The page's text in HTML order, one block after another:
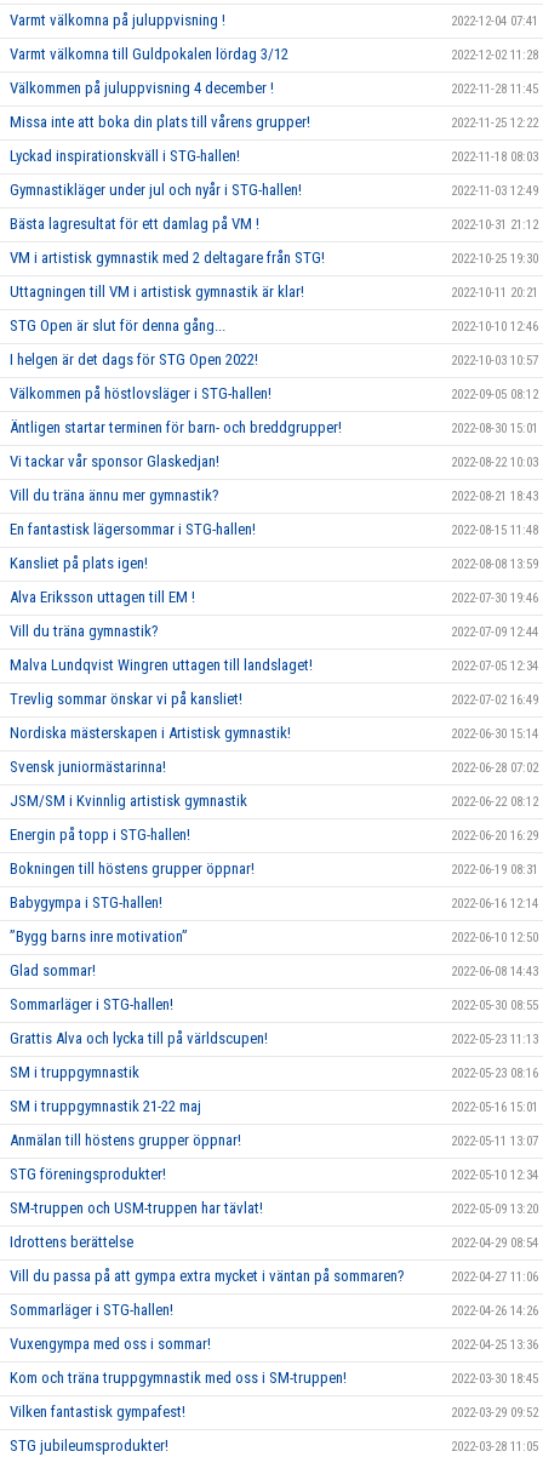
Varmt välkomna på juluppvisning ! 2022-12-04 07:41
Varmt välkomna till Guldpokalen lördag 3/12 2022-12-02 11:28
Välkommen på juluppvisning 4 december ! 2022-11-28 11:45
Missa inte att boka din plats till vårens grupper! 2022-11-25 12:22
Lyckad inspirationskväll i STG-hallen! 2022-11-18 08:03
Gymnastikläger under jul och nyår i STG-hallen! 2022-11-03 12:49
Bästa lagresultat för ett damlag på VM ! 2022-10-31 21:12
VM i artistisk gymnastik med 2 deltagare från STG! 2022-10-25 19:30
Uttagningen till VM i artistisk gymnastik är klar! 2022-10-11 20:21
STG Open är slut för denna gång... 2022-10-10 12:46
I helgen är det dags för STG Open 2022! 2022-10-03 10:57
Välkommen på höstlovsläger i STG-hallen! 2022-09-05 08:12
Äntligen startar terminen för barn- och breddgrupper! 2022-08-30 15:01
Vi tackar vår sponsor Glaskedjan! 2022-08-22 10:03
Vill du träna ännu mer gymnastik? 2022-08-21 18:43
En fantastisk lägersommar i STG-hallen! 2022-08-15 11:48
Kansliet på plats igen! 2022-08-08 13:59
Alva Eriksson uttagen till EM ! 2022-07-30 19:46
Vill du träna gymnastik? 2022-07-09 12:44
Malva Lundqvist Wingren uttagen till landslaget! 2022-07-05 12:34
Trevlig sommar önskar vi på kansliet! 2022-07-02 16:49
Nordiska mästerskapen i Artistisk gymnastik! 2022-06-30 15:14
Svensk juniormästarinna! 2022-06-28 07:02
JSM/SM i Kvinnlig artistisk gymnastik 2022-06-22 08:12
Energin på topp i STG-hallen! 2022-06-20 16:29
Bokningen till höstens grupper öppnar! 2022-06-19 08:31
Babygympa i STG-hallen! 2022-06-16 12:14
”Bygg barns inre motivation” 2022-06-10 12:50
Glad sommar! 2022-06-08 14:43
Sommarläger i STG-hallen! 2022-05-30 08:55
Grattis Alva och lycka till på världscupen! 2022-05-23 11:13
SM i truppgymnastik 2022-05-23 08:16
SM i truppgymnastik 21-22 maj 2022-05-16 15:01
Anmälan till höstens grupper öppnar! 2022-05-11 13:07
STG föreningsprodukter! 2022-05-10 12:34
SM-truppen och USM-truppen har tävlat! 2022-05-09 13:20
Idrottens berättelse 2022-04-29 08:54
Vill du passa på att gympa extra mycket i väntan på sommaren? 2022-04-27 11:06
Sommarläger i STG-hallen! 2022-04-26 14:26
Vuxengympa med oss i sommar! 2022-04-25 13:36
Kom och träna truppgymnastik med oss i SM-truppen! 2022-03-30 18:45
Vilken fantastisk gympafest! 2022-03-29 09:52
STG jubileumsprodukter! 2022-03-28 11:05